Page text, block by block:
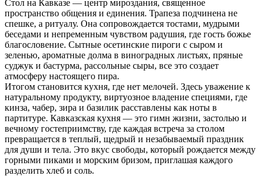
Стол на Кавказе — центр мироздания, священное
пространство общения и единения. Трапеза подчинена не
спешке, а ритуалу. Она сопровождается тостами, мудрыми
беседами и непременным чувством радушия, где гость божье
благословение. Сытные осетинские пироги с сыром и
зеленью, ароматные долма в виноградных листьях, пряные
суджук и бастурма, рассольные сыры, все это создает
атмосферу настоящего пира.
Итогом становится кухня, где нет мелочей. Здесь уважение к
натуральному продукту, виртуозное владение специями, где
кинза, чабер, зира и базилик расставлены как ноты в
партитуре. Кавказская кухня — это гимн жизни, застолью и
вечному гостеприимству, где каждая встреча за столом
превращается в теплый, щедрый и незабываемый праздник
для души и тела. Это вкус свободы, который рождается между
горными пиками и морским бризом, приглашая каждого
разделить хлеб и соль.